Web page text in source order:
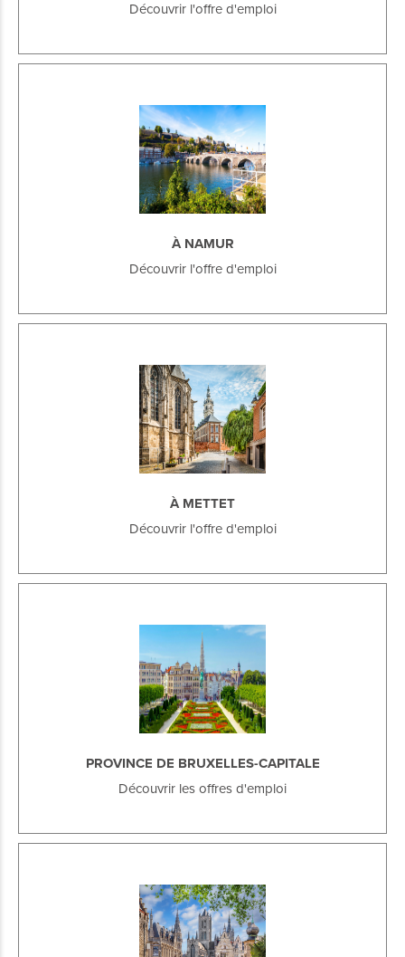
Découvrir l'offre d'emploi
À NAMUR
Découvrir l'offre d'emploi
À METTET
Découvrir l'offre d'emploi
PROVINCE DE BRUXELLES-CAPITALE
Découvrir les offres d'emploi